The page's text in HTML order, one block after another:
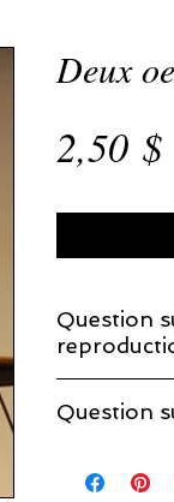
Deux
2,50 $
Question
que la licence
Question
page sur les